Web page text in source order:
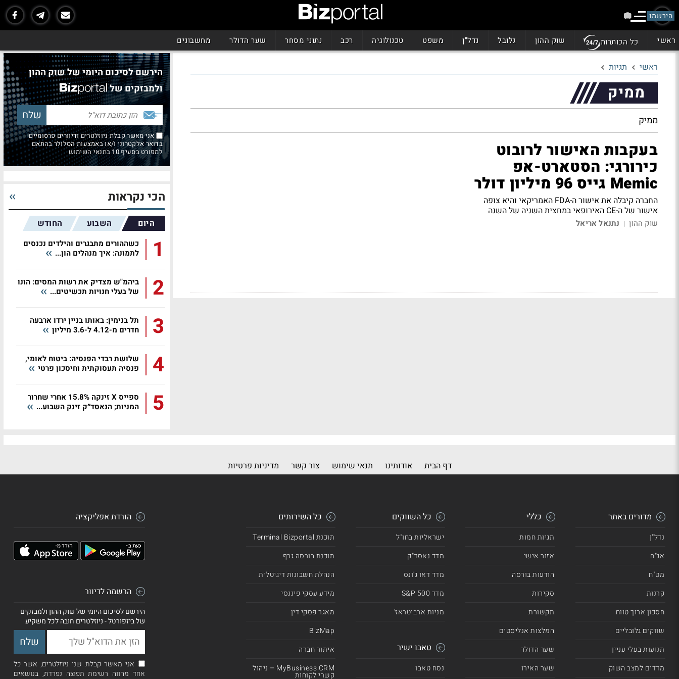
הירשמו
ראשי כל הכותרות שוק ההון גלובל נדל"ן משפט טכנולוגיה רכב נתוני מסחר שער הדולר מחשבונים
ראשי תגיות
ממיק
ממיק
בעקבות האישור לרובוט
כירורגי: הסטארט-אפ
Memic גייס 96 מיליון דולר
החברה קיבלה את אישור ה-FDA האמריקאי והיא צופה
אישור של ה-CE האירופאי במחצית השניה של השנה
שוק ההון | נתנאל אריאל
הירשם לסיכום היומי של שוק ההון
ולמבזקים של
אני מאשר קבלת ניוזלטרים ודיוורים פרסומיים
בדואר אלקטרוני ו/או באמצעות הסלולר בהתאם
למפורט בסעיף 10 בתנאי השימוש
הכי נקראות
היום השבוע החודש
1
כשההורים מתבגרים והילדים נכנסים
לתמונה: איך מנהלים הון...
2
ביהמ"ש מצדיק את רשות המסים: הונו
של בעלי חנויות תכשיטים...
3
תל בנימין: באותו בניין ירדו ארבעה
חדרים מ-4.12 ל-3.6 מיליון
4
שלושת רבדי הפנסיה: ביטוח לאומי,
פנסיה תעסוקתית וחיסכון פרטי
5
ספייס X זינקה 15.8% אחרי שחרור
המניות; הנאסד״ק זינק השבוע...
דף הבית אודותינו תנאי שימוש צור קשר מדיניות פרטיות
מדורים באתר
נדל"ן
אג"ח
מט"ח
קרנות
חסכון ארוך טווח
שווקים גלובליים
תנועות בעלי עניין
מדדים למצב השוק
כללי
תגיות חמות
אזור אישי
הודעות בורסה
סקירות
תקשורת
המלצות אנליסטים
שער הדולר
שער האירו
כל השווקים
ישראליות בחו"ל
מדד נאסד"ק
מדד דאו ג'ונס
מדד 500 S&P
מניות ארביטראז'
טאבו ישיר
נסח טאבו
כל השירותים
תוכנת Terminal Bizportal
תוכנת בורסה גרף
הנהלת חשבונות דיגיטלית
מידע עסקי פיננסי
מאגר פסקי דין
BizMap
איתור חברה
MyBusiness CRM – ניהול
קשרי לקוחות
הורדת אפליקציה
הרשמה לדיוור
הירשם לסיכום היומי של שוק ההון ולמבזקים
של ביזפורטל - ניוזלטרים חובה לכל משקיע
אני מאשר קבלת שני ניוזלטרים, אשר כל
אחד מהווה רשימת תפוצה נפרדת, בנושאים